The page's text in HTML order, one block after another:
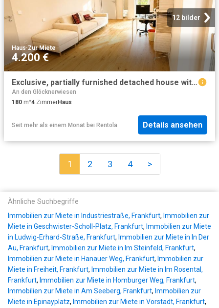
12 bilder
Haus·Zur Miete
4.200 €
Exclusive, partially furnished detached house with generous outdoor spaces – ideal for temporary family stays
An den Glöcknerwiesen
180 m²4 ZimmerHaus
Seit mehr als einem Monat bei Rentola Details ansehen
1 2 3 4 >
Ähnliche Suchbegriffe
Immobilien zur Miete in Industriestraße, Frankfurt, Immobilien zur
Miete in Geschwister-Scholl-Platz, Frankfurt, Immobilien zur Miete
in Ludwig-Erhard-Straße, Frankfurt, Immobilien zur Miete in In Der
Au, Frankfurt, Immobilien zur Miete in Im Steinfeld, Frankfurt,
Immobilien zur Miete in Hanauer Weg, Frankfurt, Immobilien zur
Miete in Freiheit, Frankfurt, Immobilien zur Miete in Im Rosental,
Frankfurt, Immobilien zur Miete in Homburger Weg, Frankfurt,
Immobilien zur Miete in Am Seeberg, Frankfurt, Immobilien zur
Miete in Epinayplatz, Immobilien zur Miete in Vorstadt, Frankfurt,